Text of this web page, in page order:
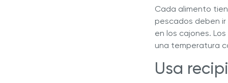
Cada alimento
pescados deben ir
en los cajones.
una temperatura
Usa